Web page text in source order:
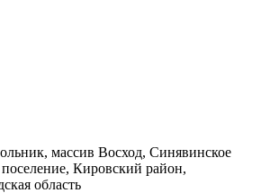
массив Восход, Синявинское
поселение, Кировский район,
область